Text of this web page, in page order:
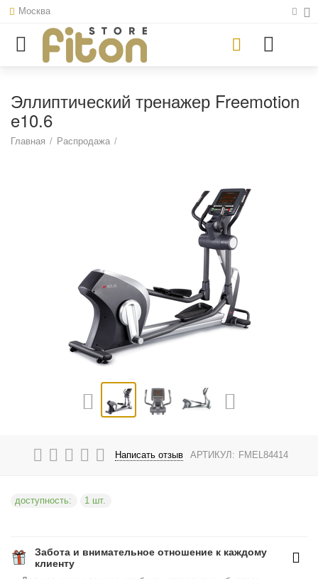
Москва
Эллиптический тренажер Freemotion
e10.6
Главная / Распродажа /
Написать отзыв АРТИКУЛ: FMEL84414
доступность: 1 шт.
Забота и внимательное отношение к каждому
клиенту